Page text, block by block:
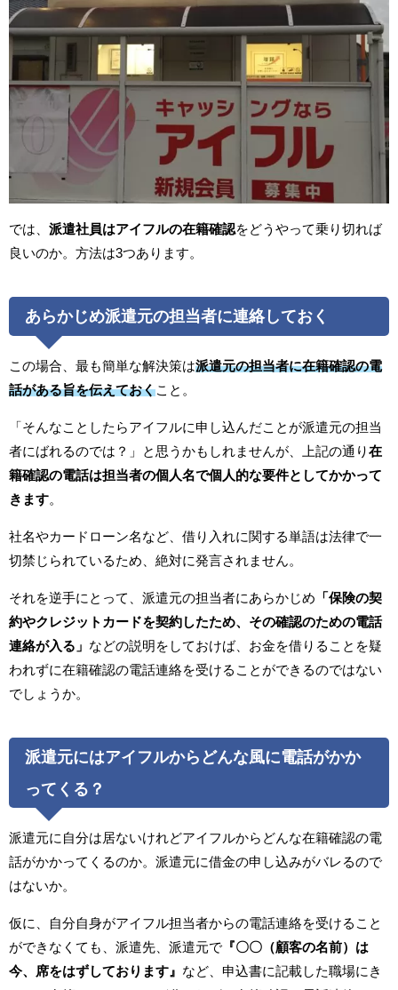
では、 派遣社員はアイフルの在籍確認をどうやって乗り切れば
良いのか。方法は3つあります。
あらかじめ派遣元の担当者に連絡しておく
この場合、最も簡単な解決策は派遣元の担当者に在籍確認の電
話がある旨を伝えておく こと。
「そんなことしたらアイフルに申し込んだことが派遣元の担当
者にばれるのでは？」と思うかもしれませんが、上記の通り 在
籍確認の電話は担当者の個人名で個人的な要件としてかかって
きます
社名やカードローン名など、借り入れに関する単語は法律で一
切禁じられているため、絶対に発言されません。
それを逆手にとって、派遣元の担当者にあらかじめ 「保険の契
約やクレジットカードを契約したため、その確認のための電話
連絡が入る」 などの説明をしておけば、お金を借りることを疑
われずに在籍確認の電話連絡を受けることができるのではない
でしょうか。
派遣元にはアイフルからどんな風に電話がかか
ってくる？
派遣元に自分は居ないけれどアイフルからどんな在籍確認の電
話がかかってくるのか。派遣元に借金の申し込みがバレるので
はないか。
仮に、自分自身がアイフル担当者からの電話連絡を受けること
ができなくても、派遣先、派遣元で 『〇〇（顧客の名前）は
今、席をはずしております』 など、申込書に記載した職場にき